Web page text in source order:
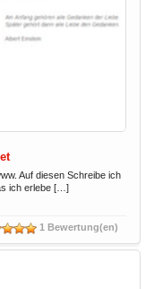
Auf diesen Schreibe ich
ich erlebe […]
1 Bewertung(en)